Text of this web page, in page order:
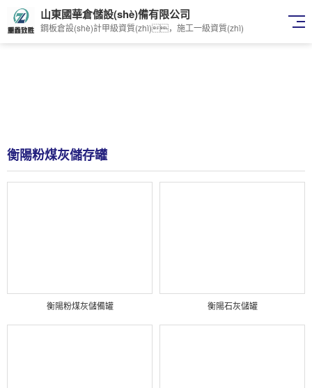
山東國華倉儲設(shè)備有限公司
鋼板倉設(shè)計甲級資質(zhì)，施工一級資質(zhì)
衡陽粉煤灰儲存罐
衡陽粉煤灰儲備罐 衡陽石灰儲罐